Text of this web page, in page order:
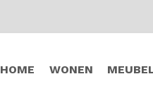
HOME WONEN